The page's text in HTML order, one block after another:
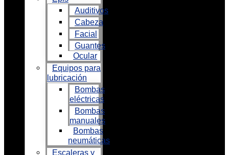
Auditivos
Cabeza
Facial
Guantes
Ocular
Equipos para
lubricación
Bombas
eléctricas
Bombas
manuales
Bombas
neumáticas
Escaleras y